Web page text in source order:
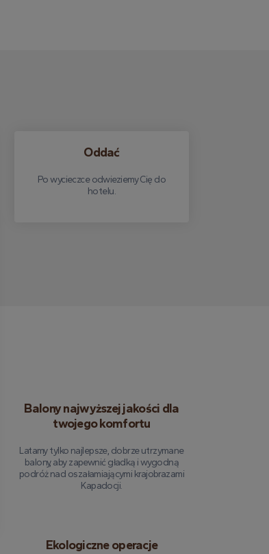
Oddać
Po wycieczce odwieziemy Cię do
hotelu.
Balony najwyższej jakości dla
twojego komfortu
Latamy tylko najlepsze, dobrze utrzymane
balony, aby zapewnić gładką i wygodną
podróż nad oszałamiającymi krajobrazami
Kapadocji.
Ekologiczne operacje